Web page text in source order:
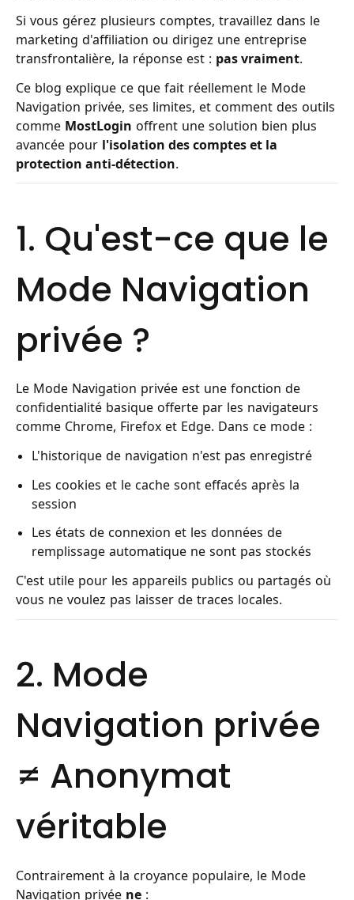
Si vous gérez plusieurs comptes, travaillez dans le
marketing d'affiliation ou dirigez une entreprise
transfrontalière, la réponse est : pas vraiment.
Ce blog explique ce que fait réellement le Mode
Navigation privée, ses limites, et comment des outils
comme MostLogin offrent une solution bien plus
avancée pour l'isolation des comptes et la
protection anti-détection.
1. Qu'est-ce que le
Mode Navigation
privée ?
Le Mode Navigation privée est une fonction de
confidentialité basique offerte par les navigateurs
comme Chrome, Firefox et Edge. Dans ce mode :
L'historique de navigation n'est pas enregistré
Les cookies et le cache sont effacés après la
session
Les états de connexion et les données de
remplissage automatique ne sont pas stockés
C'est utile pour les appareils publics ou partagés où
vous ne voulez pas laisser de traces locales.
2. Mode
Navigation privée
≠ Anonymat
véritable
Contrairement à la croyance populaire, le Mode
Navigation privée ne :